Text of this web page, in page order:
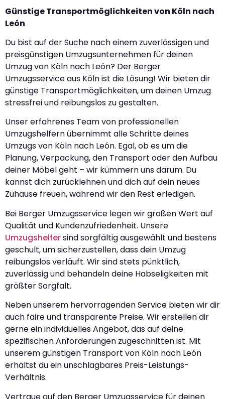
Günstige Transportmöglichkeiten von Köln nach
León
Du bist auf der Suche nach einem zuverlässigen und
preisgünstigen Umzugsunternehmen für deinen
Umzug von Köln nach León? Der Berger
Umzugsservice aus Köln ist die Lösung! Wir bieten dir
günstige Transportmöglichkeiten, um deinen Umzug
stressfrei und reibungslos zu gestalten.
Unser erfahrenes Team von professionellen
Umzugshelfern übernimmt alle Schritte deines
Umzugs von Köln nach León. Egal, ob es um die
Planung, Verpackung, den Transport oder den Aufbau
deiner Möbel geht – wir kümmern uns darum. Du
kannst dich zurücklehnen und dich auf dein neues
Zuhause freuen, während wir den Rest erledigen.
Bei Berger Umzugsservice legen wir großen Wert auf
Qualität und Kundenzufriedenheit. Unsere
Umzugshelfersind sorgfältig ausgewählt und bestens
geschult, um sicherzustellen, dass dein Umzug
reibungslos verläuft. Wir sind stets pünktlich,
zuverlässig und behandeln deine Habseligkeiten mit
größter Sorgfalt.
Neben unserem hervorragenden Service bieten wir dir
auch faire und transparente Preise. Wir erstellen dir
gerne ein individuelles Angebot, das auf deine
spezifischen Anforderungen zugeschnitten ist. Mit
unserem günstigen Transport von Köln nach León
erhältst du ein unschlagbares Preis-Leistungs-
Verhältnis.
Vertraue auf den Berger Umzugsservice für deinen